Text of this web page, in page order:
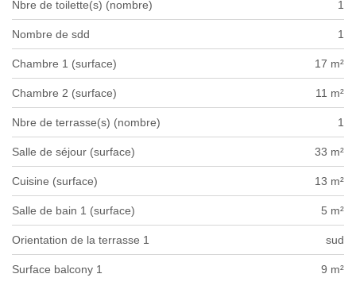
Nbre de toilette(s) (nombre) 1
Nombre de sdd 1
Chambre 1 (surface) 17 m²
Chambre 2 (surface) 11 m²
Nbre de terrasse(s) (nombre) 1
Salle de séjour (surface) 33 m²
Cuisine (surface) 13 m²
Salle de bain 1 (surface) 5 m²
Orientation de la terrasse 1 sud
Surface balcony 1 9 m²